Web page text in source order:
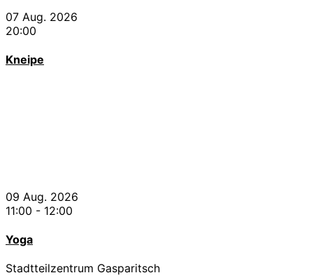
07 Aug. 2026
20:00
Kneipe
09 Aug. 2026
11:00 - 12:00
Yoga
Stadtteilzentrum Gasparitsch